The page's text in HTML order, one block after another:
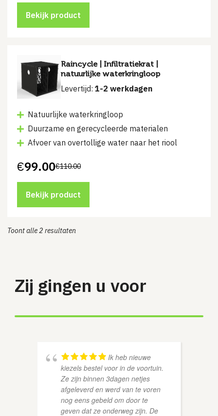
was:
€16.99.
is:
€12.75.
Bekijk product
Raincycle | Infiltratiekrat |
natuurlijke waterkringloop
Levertijd: 1-2 werkdagen
Natuurlijke waterkringloop
Duurzame en gerecycleerde materialen
Afvoer van overtollige water naar het riool
€110.00
Oorspronkelijke
was:
€110.00.
€99.00
Huidige
is:
€99.00.
Bekijk product
Toont alle 2 resultaten
Zij gingen u voor
Ik heb nieuwe
kiezels bestel voor in de voortuin.
Ze zijn binnen 3dagen netjes
afgeleverd en werd van te voren
nog eens gebeld om door te
geven dat ze onderweg zijn. De